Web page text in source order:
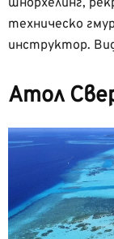
техническо
инструктор.
Атол